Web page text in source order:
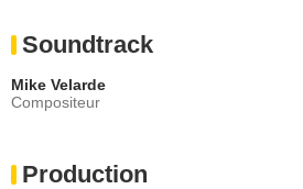
Soundtrack
Mike Velarde
Compositeur
Production